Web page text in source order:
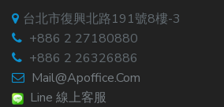
台北市復興北路191號8樓-3
+886 2 27180880
+886 2 26326886
Mail@apoffice.com
Line 線上客服